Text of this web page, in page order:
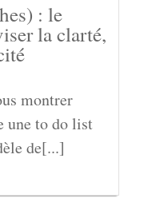
: le
la clarté,
montrer
une to do list
de[...]